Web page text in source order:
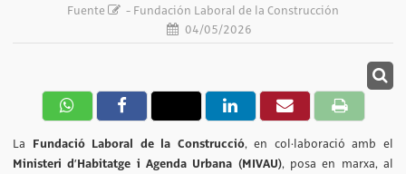
Fuente
- Fundación Laboral de la Construcción
04/05/2026
La Fundació Laboral de la Construcció, en col·laboració amb el
Ministeri d’Habitatge i Agenda Urbana (MIVAU), posa en marxa, al